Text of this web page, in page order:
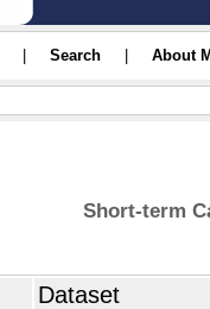
Search About
Short-term
Dataset